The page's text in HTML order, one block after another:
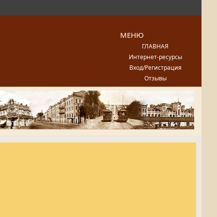
МЕНЮ
ГЛАВНАЯ
Интернет-ресурсы
Вход/Регистрация
Отзывы